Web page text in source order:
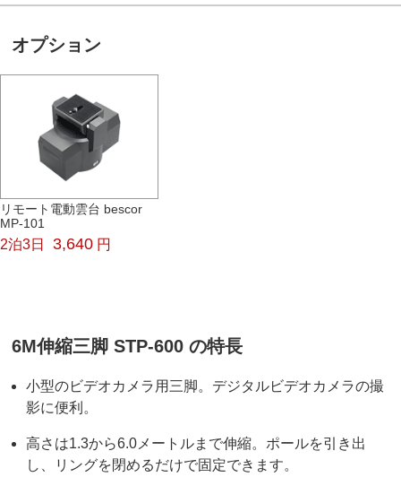
オプション
リモート電動雲台 bescor
MP-101
2泊3日 3,640 円
6M伸縮三脚 STP-600 の特長
小型のビデオカメラ用三脚。デジタルビデオカメラの撮
影に便利。
高さは1.3から6.0メートルまで伸縮。ポールを引き出
し、リングを閉めるだけで固定できます。